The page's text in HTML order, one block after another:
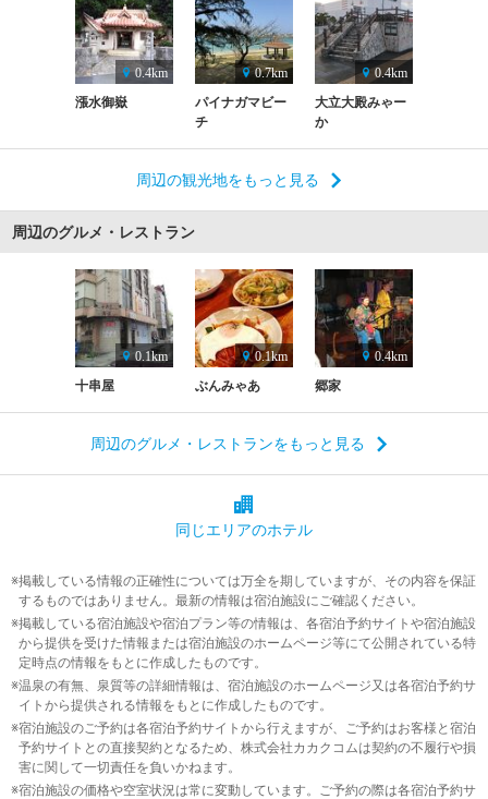
0.4km
漲水御嶽
0.7km
パイナガマビー
チ
0.4km
大立大殿みゃー
か
周辺の観光地をもっと見る
周辺のグルメ・レストラン
0.1km
十串屋
0.1km
ぶんみゃあ
0.4km
郷家
周辺のグルメ・レストランをもっと見る
同じエリアのホテル
掲載している情報の正確性については万全を期していますが、その内容を保証
するものではありません。最新の情報は宿泊施設にご確認ください。
掲載している宿泊施設や宿泊プラン等の情報は、各宿泊予約サイトや宿泊施設
から提供を受けた情報または宿泊施設のホームページ等にて公開されている特
定時点の情報をもとに作成したものです。
温泉の有無、泉質等の詳細情報は、宿泊施設のホームページ又は各宿泊予約サ
イトから提供される情報をもとに作成したものです。
宿泊施設のご予約は各宿泊予約サイトから行えますが、ご予約はお客様と宿泊
予約サイトとの直接契約となるため、株式会社カカクコムは契約の不履行や損
害に関して一切責任を負いかねます。
宿泊施設の価格や空室状況は常に変動しています。ご予約の際は各宿泊予約サ